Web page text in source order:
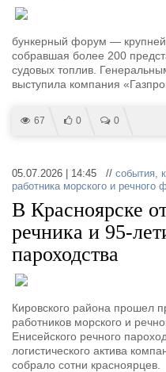
бункерный форум —
собравшая более 200
судовых топлив.
выступила компания
67 0 0
05.07.2026 | 14:45 // события,
работника морского и речного
В Красноярске
речника и 95-
пароходства
Кировского района прошел
работников морского и
Енисейского речного
логистического актива
собрало сотни красноярцев.